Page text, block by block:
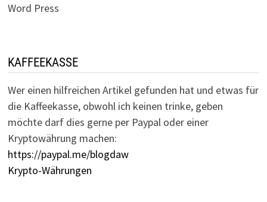
Word Press
KAFFEEKASSE
Wer einen hilfreichen Artikel gefunden hat und etwas für
die Kaffeekasse, obwohl ich keinen trinke, geben
möchte darf dies gerne per Paypal oder einer
Kryptowährung machen:
https://paypal.me/blogdaw
Krypto-Währungen